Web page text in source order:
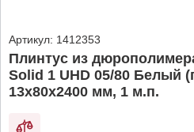
Артикул: 1412353
Плинтус из
Solid 1 UHD 05/80 Белый
13х80х2400 мм, 1 м.п.